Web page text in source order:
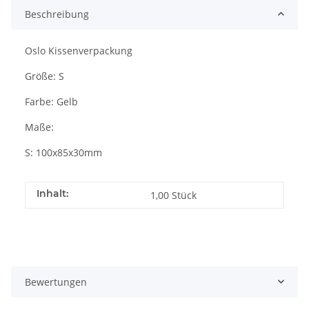
Beschreibung
Oslo Kissenverpackung
Größe: S
Farbe: Gelb
Maße:
S: 100x85x30mm
Inhalt: 1,00 Stück
Bewertungen